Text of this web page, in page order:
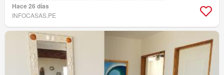
Hace 26 días
INFOCASAS.PE